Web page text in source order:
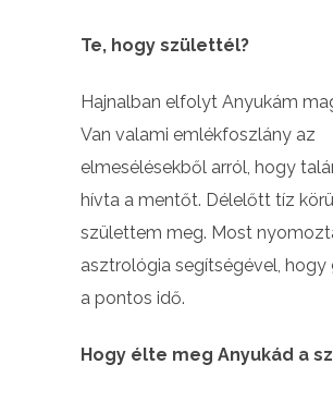
Te, hogy születtél?
Hajnalban elfolyt Anyukám
Van valami emlékfoszlány az
elmesélésekből arról, hogy
hívta a mentőt. Délelőtt tíz
születtem meg. Most
asztrológia segítségével, hogy
a pontos idő.
Hogy élte meg Anyukád a